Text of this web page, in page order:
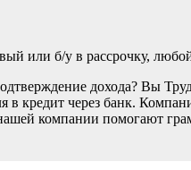
или б/у в рассрочку,
дохода? Вы
кредит через банк.
компании помогают